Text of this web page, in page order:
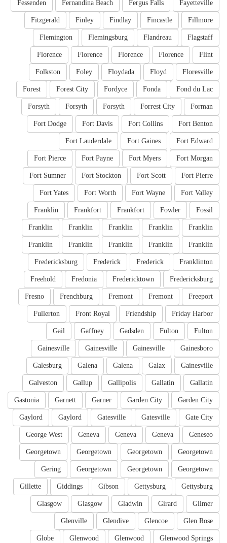
Fayetteville
Fergus Falls
Fernandina Beach
Fessenden
Fillmore
Fincastle
Findlay
Finley
Fitzgerald
Flagstaff
Flandreau
Flemingsburg
Flemington
Flint
Florence
Florence
Florence
Florence
Floresville
Floyd
Floydada
Foley
Folkston
Fond du Lac
Fonda
Fordyce
Forest City
Forest
Forman
Forrest City
Forsyth
Forsyth
Forsyth
Fort Benton
Fort Collins
Fort Davis
Fort Dodge
Fort Edward
Fort Gaines
Fort Lauderdale
Fort Morgan
Fort Myers
Fort Payne
Fort Pierce
Fort Pierre
Fort Scott
Fort Stockton
Fort Sumner
Fort Valley
Fort Wayne
Fort Worth
Fort Yates
Fossil
Fowler
Frankfort
Frankfort
Franklin
Franklin
Franklin
Franklin
Franklin
Franklin
Franklin
Franklin
Franklin
Franklin
Franklin
Franklinton
Frederick
Frederick
Fredericksburg
Fredericksburg
Fredericktown
Fredonia
Freehold
Freeport
Fremont
Fremont
Frenchburg
Fresno
Friday Harbor
Friendship
Front Royal
Fullerton
Fulton
Fulton
Gadsden
Gaffney
Gail
Gainesboro
Gainesville
Gainesville
Gainesville
Gainesville
Galax
Galena
Galena
Galesburg
Gallatin
Gallatin
Gallipolis
Gallup
Galveston
Garden City
Garden City
Garner
Garnett
Gastonia
Gate City
Gatesville
Gatesville
Gaylord
Gaylord
Geneseo
Geneva
Geneva
Geneva
George West
Georgetown
Georgetown
Georgetown
Georgetown
Georgetown
Georgetown
Georgetown
Gering
Gettysburg
Gettysburg
Gibson
Giddings
Gillette
Gilmer
Girard
Gladwin
Glasgow
Glasgow
Glen Rose
Glencoe
Glendive
Glenville
Glenwood Springs
Glenwood
Glenwood
Globe